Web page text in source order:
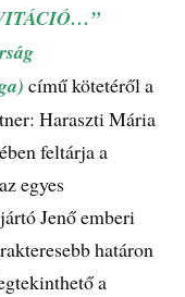
című kötetéről a
Haraszti Mária
feltárja a
egyes
Jenő emberi
határon
a